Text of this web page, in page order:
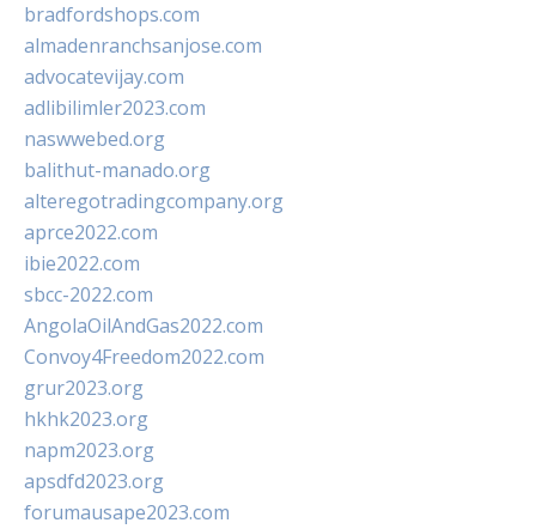
bradfordshops.com
almadenranchsanjose.com
advocatevijay.com
adlibilimler2023.com
naswwebed.org
balithut-manado.org
alteregotradingcompany.org
aprce2022.com
ibie2022.com
sbcc-2022.com
AngolaOilAndGas2022.com
Convoy4Freedom2022.com
grur2023.org
hkhk2023.org
napm2023.org
apsdfd2023.org
forumausape2023.com